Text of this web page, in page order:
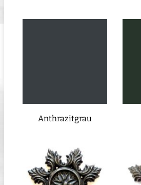
Anthrazitgrau